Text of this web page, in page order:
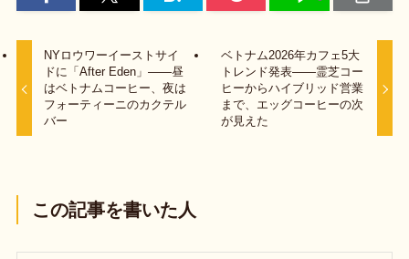
NYロウワーイーストサイ
ドに「After Eden」——昼
はベトナムコーヒー、夜は
フォーティーニのカクテル
バー
ベトナム2026年カフェ5大
トレンド発表——霊芝コー
ヒーからハイブリッド営業
まで、エッグコーヒーの次
が見えた
この記事を書いた人